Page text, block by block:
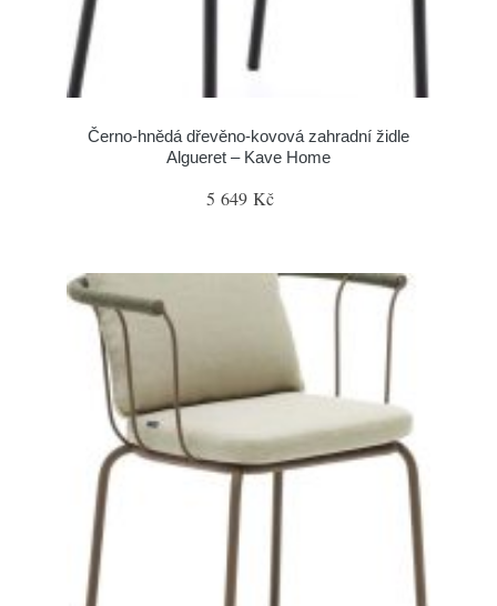
Černo-hnědá dřevěno-kovová zahradní židle
Algueret – Kave Home
5 649 Kč